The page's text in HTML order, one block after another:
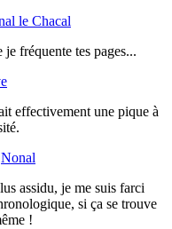
le Chacal
fréquente tes pages...
effectivement une pique à
Nonal
assidu, je me suis farci
si ça se trouve
!